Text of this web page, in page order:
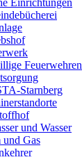
Einrichtungen
Feuerwehren
Starnberg
und Wasser
und Gas